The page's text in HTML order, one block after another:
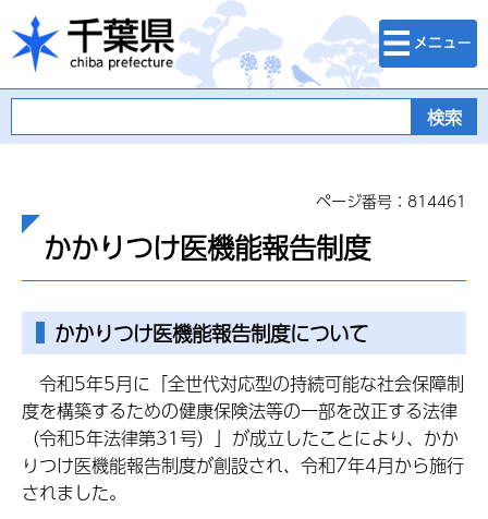
千葉県
検索・メニュ
ー
ページ番号：814461
かかりつけ医機能報告制度
かかりつけ医機能報告制度について
令和5年5月に「全世代対応型の持続可能な社会保障制
度を構築するための健康保険法等の一部を改正する法律
（令和5年法律第31号）」が成立したことにより、かか
りつけ医機能報告制度が創設され、令和7年4月から施行
されました。